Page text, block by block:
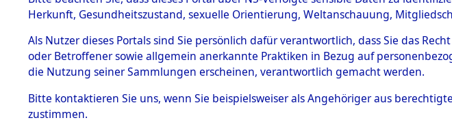
Inhaftierungsdoku
mente
5. Verschiedenes
Todesmärsche
5.3.1 Alliierte
(84601739)→0068
Herkunft, Gesundheitszustand, sexuelle Orientierung, Weltanschauung,
Als Nutzer dieses Portals sind Sie persönlich dafür verantwortlich, dass Sie das
oder Betroffener sowie allgemein anerkannte Praktiken in Bezug auf
die Nutzung seiner Sammlungen erscheinen, verantwortlich gemacht werden.
Bitte kontaktieren Sie uns, wenn Sie beispielsweiser als Angehöriger aus
zustimmen.